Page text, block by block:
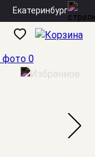
Екатеринбург